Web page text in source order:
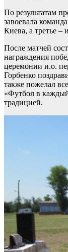
По результатам
завоевала
Киева, а третье –
После матчей
награждения
церемонии и.о.
Горбенко
также пожелал
«Футбол в
традицией.